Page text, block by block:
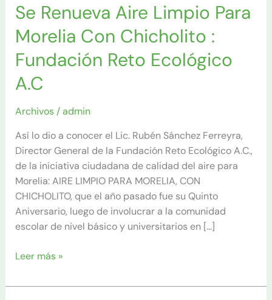
Se Renueva Aire Limpio Para
Morelia Con Chicholito :
Fundación Reto Ecológico
A.C
Archivos/admin
Así lo dio a conocer el Lic. Rubén Sánchez Ferreyra,
Director General de la Fundación Reto Ecológico A.C.,
de la iniciativa ciudadana de calidad del aire para
Morelia: AIRE LIMPIO PARA MORELIA, CON
CHICHOLITO, que el año pasado fue su Quinto
Aniversario, luego de involucrar a la comunidad
escolar de nivel básico y universitarios en […]
Se
Renueva
Aire
Limpio
Para
Morelia
Chicholito
Fundación
Reto
Ecológico
A.C
Leer más »